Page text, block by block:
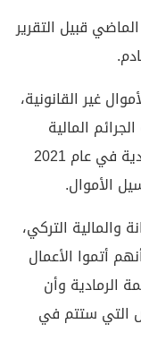
قبيل التقرير
غير القانونية،
المالية
دوليا، قد أدرجت تركيا ضمن القائمة الرمادية في عام 2021
الأموال.
والمالية التركي،
أتموا الأعمال
الرمادية وأن
التي ستتم في